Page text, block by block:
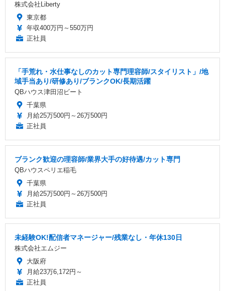
株式会社Liberty
東京都
年収400万円～550万円
正社員
「手荒れ・水仕事なしのカット専門理容師/スタイリスト」/地
域手当あり/研修あり/ブランクOK/長期活躍
QBハウス津田沼ビート
千葉県
月給25万500円～26万500円
正社員
ブランク歓迎の理容師/業界大手の好待遇/カット専門
QBハウスペリエ稲毛
千葉県
月給25万500円～26万500円
正社員
未経験OK!配信者マネージャー/残業なし・年休130日
株式会社エムジー
大阪府
月給23万6,172円～
正社員